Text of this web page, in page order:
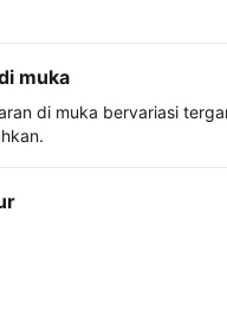
muka
di muka bervariasi